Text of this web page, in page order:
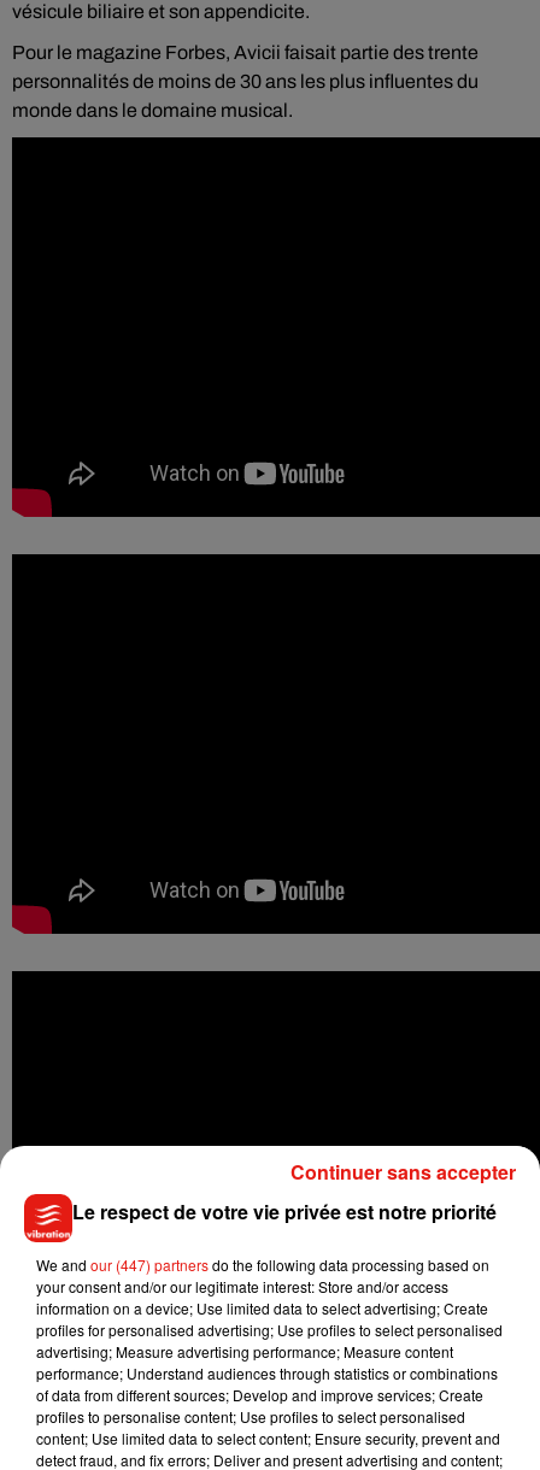
vésicule biliaire et son appendicite.
Pour le magazine Forbes, Avicii faisait partie des trente
personnalités de moins de 30 ans les plus influentes du
monde dans le domaine musical.
Le respect de votre vie privée est notre priorité
We and our (447) partnersdo the following data processing based on
your consent and/or our legitimate interest: Store and/or access
information on a device; Use limited data to select advertising; Create
profiles for personalised advertising; Use profiles to select personalised
advertising; Measure advertising performance; Measure content
performance; Understand audiences through statistics or combinations
of data from different sources; Develop and improve services; Create
profiles to personalise content; Use profiles to select personalised
content; Use limited data to select content; Ensure security, prevent and
detect fraud, and fix errors; Deliver and present advertising and content;
Continuer sans accepter